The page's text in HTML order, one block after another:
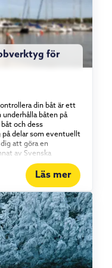
mer på GKSS
med GKSS
- läs mer och gör
för
din båt är ett
båten på
och dess
på delar som eventuellt
att göra en
av Svenska
sitt material för
har funnits i
nya materialet
nytt webbaserat
att göra på
När du genomfört
du enkelt ned den som
du att ändå göra
går det utmärkt
Materialet är
och tidigare
Läs mer